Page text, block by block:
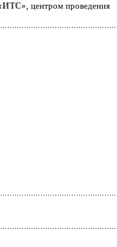
, центром проведения